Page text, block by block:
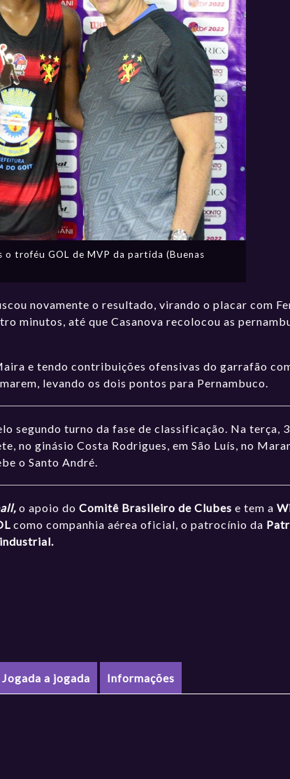
troféu GOL de MVP da partida (Buenas
novamente o resultado, virando o placar com
minutos, até que Casanova recolocou as
e tendo contribuições ofensivas do garrafão
levando os dois pontos para Pernambuco.
segundo turno da fase de classificação. Na terça,
no ginásio Costa Rodrigues, em São Luís, no
o Santo André.
o apoio doComitê Brasileiro de Clubese tem a
como companhia aérea oficial, o patrocínio da
Jogada a jogada Informações